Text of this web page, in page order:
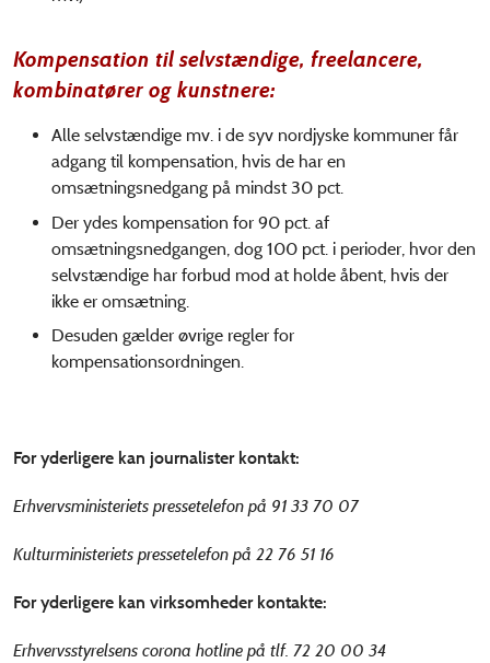
Kompensation til selvstændige, freelancere,
kombinatører og kunstnere:
Alle selvstændige mv. i de syv nordjyske kommuner får
adgang til kompensation, hvis de har en
omsætningsnedgang på mindst 30 pct.
Der ydes kompensation for 90 pct. af
omsætningsnedgangen, dog 100 pct. i perioder, hvor den
selvstændige har forbud mod at holde åbent, hvis der
ikke er omsætning.
Desuden gælder øvrige regler for
kompensationsordningen.
For yderligere kan journalister kontakt:
Erhvervsministeriets pressetelefon på 91 33 70 07
Kulturministeriets pressetelefon på 22 76 51 16
For yderligere kan virksomheder kontakte:
Erhvervsstyrelsens corona hotline på tlf. 72 20 00 34